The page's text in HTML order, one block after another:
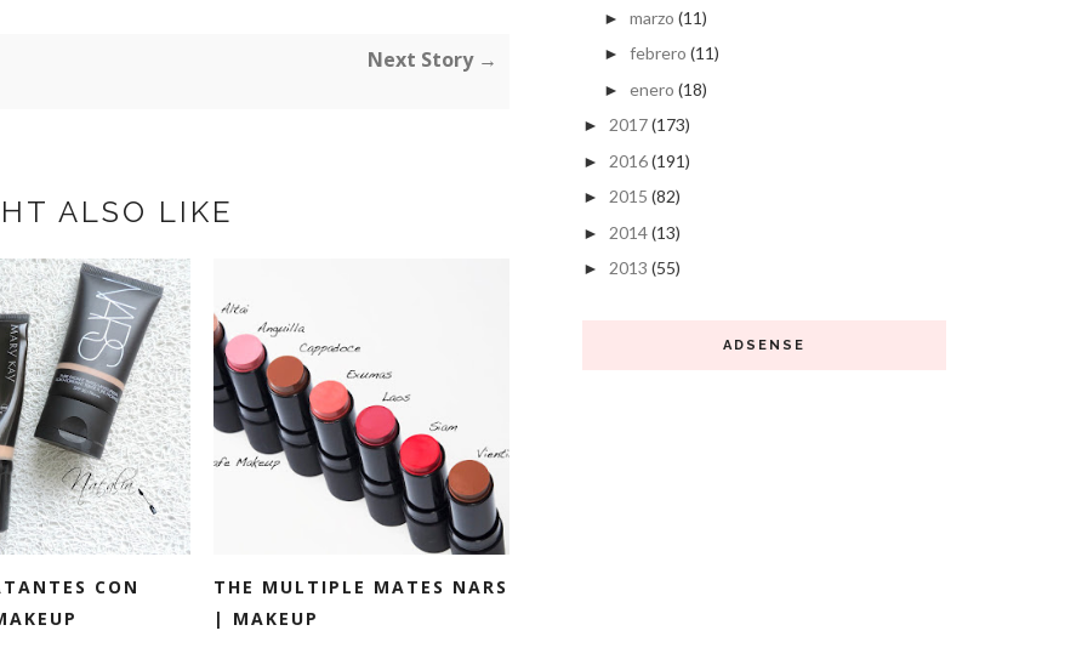
Next Story →
ALSO LIKE
CON
THE MULTIPLE MATES NARS
| MAKEUP
► marzo (11)
► febrero (11)
► enero (18)
► 2017(173)
► 2016(191)
► 2015 (82)
► 2014(13)
► 2013 (55)
ADSENSE